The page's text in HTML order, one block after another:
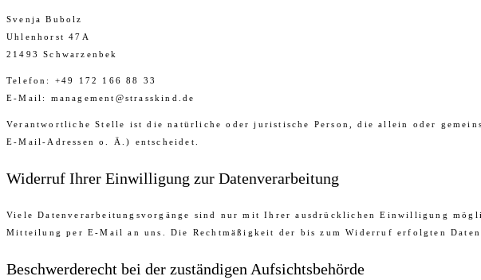
Svenja Bubolz
Uhlenhorst 47A
21493 Schwarzenbek
Telefon: +49 172 166 88 33
E-Mail: management@strasskind.de
Verantwortliche Stelle ist die natürliche oder juristische Person, die allein oder
E-Mail-Adressen o. Ä.) entscheidet.
Widerruf Ihrer Einwilligung zur Datenverarbeitung
Viele Datenverarbeitungsvorgänge sind nur mit Ihrer ausdrücklichen Einwilligung
Mitteilung per E-Mail an uns. Die Rechtmäßigkeit der bis zum Widerruf erfolgten
Beschwerderecht bei der zuständigen Aufsichtsbehörde